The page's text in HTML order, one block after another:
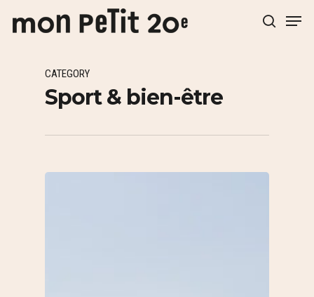
Hit enter to search or ESC to close
CATEGORY
Sport & bien-être